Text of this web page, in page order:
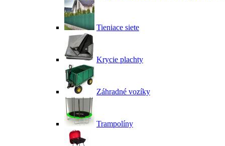
Tieniace siete
Krycie plachty
Záhradné vozíky
Trampolíny